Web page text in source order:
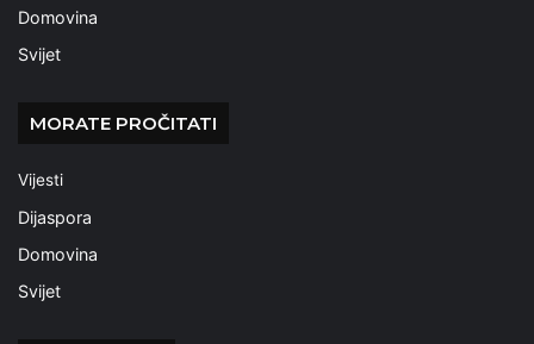
Domovina
Svijet
MORATE PROČITATI
Vijesti
Dijaspora
Domovina
Svijet